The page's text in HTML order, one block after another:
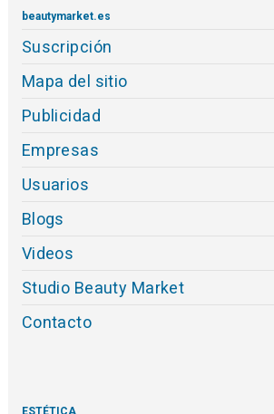
beautymarket.es
Suscripción
Mapa del sitio
Publicidad
Empresas
Usuarios
Blogs
Videos
Studio Beauty Market
Contacto
ESTÉTICA